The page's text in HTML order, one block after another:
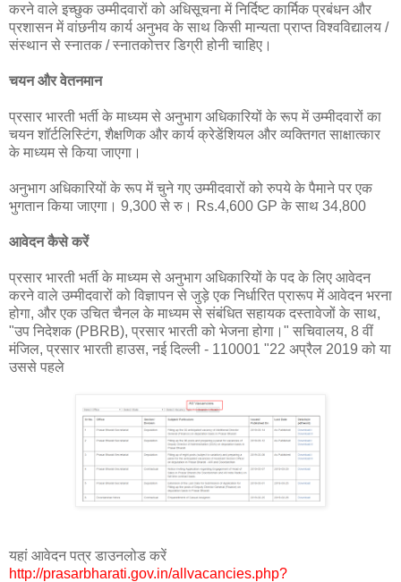
करने वाले इच्छुक उम्मीदवारों को अधिसूचना में निर्दिष्ट कार्मिक प्रबंधन और
प्रशासन में वांछनीय कार्य अनुभव के साथ किसी मान्यता प्राप्त विश्वविद्यालय /
संस्थान से स्नातक / स्नातकोत्तर डिग्री होनी चाहिए।
चयन और वेतनमान
प्रसार भारती भर्ती के माध्यम से अनुभाग अधिकारियों के रूप में उम्मीदवारों का
चयन शॉर्टलिस्टिंग, शैक्षणिक और कार्य क्रेडेंशियल और व्यक्तिगत साक्षात्कार
के माध्यम से किया जाएगा।
अनुभाग अधिकारियों के रूप में चुने गए उम्मीदवारों को रुपये के पैमाने पर एक
भुगतान किया जाएगा। 9,300 से रु। Rs.4,600 GP के साथ 34,800
आवेदन कैसे करें
प्रसार भारती भर्ती के माध्यम से अनुभाग अधिकारियों के पद के लिए आवेदन
करने वाले उम्मीदवारों को विज्ञापन से जुड़े एक निर्धारित प्रारूप में आवेदन भरना
होगा, और एक उचित चैनल के माध्यम से संबंधित सहायक दस्तावेजों के साथ,
"उप निदेशक (PBRB), प्रसार भारती को भेजना होगा।" सचिवालय, 8 वीं
मंजिल, प्रसार भारती हाउस, नई दिल्ली - 110001 "22 अप्रैल 2019 को या
उससे पहले
यहां आवेदन पत्र डाउनलोड करें
http://prasarbharati.gov.in/allvacancies.php?